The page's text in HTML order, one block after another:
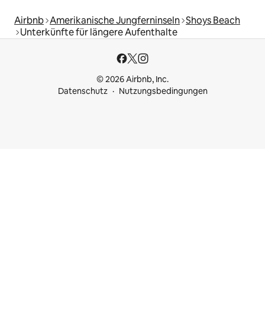
Airbnb Amerikanische Jungferninseln Shoys Beach
Unterkünfte für längere Aufenthalte
© 2026 Airbnb, Inc.
Datenschutz
Nutzungsbedingungen